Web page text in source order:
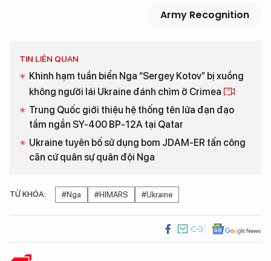
Army Recognition
TIN LIÊN QUAN
Khinh hạm tuần biển Nga “Sergey Kotov” bị xuồng
không người lái Ukraine đánh chìm ở Crimea
Trung Quốc giới thiệu hệ thống tên lửa đạn đạo
tầm ngắn SY-400 BP-12A tại Qatar
Ukraine tuyên bố sử dụng bom JDAM-ER tấn công
căn cứ quân sự quân đội Nga
TỪ KHÓA: #Nga #HIMARS #Ukraine